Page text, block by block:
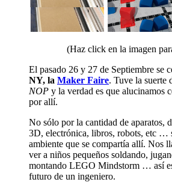
(Haz click en la imagen
El pasado 26 y 27 de Septiembre se
NY, la Maker Faire. Tuve la suerte
NOP y la verdad es que alucinamos
por allí.
No sólo por la cantidad de aparatos,
3D, electrónica, libros, robots, etc …
ambiente que se compartía allí. Nos
ver a niños pequeños soldando,
montando LEGO Mindstorm … así
futuro de un ingeniero.